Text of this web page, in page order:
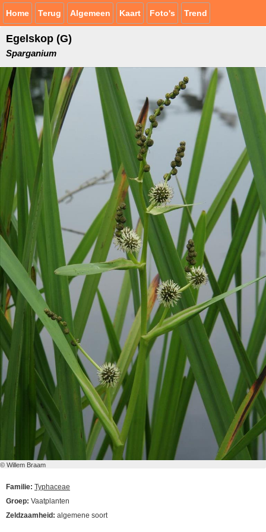
Home Terug Algemeen Kaart Foto's Trend
Egelskop (G)
Sparganium
© Willem Braam
Familie: Typhaceae
Groep: Vaatplanten
Zeldzaamheid: algemene soort